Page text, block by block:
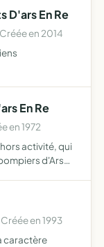
D'ars En Re
en 2014
En Re
en 1972
activité, qui
d'Ars
en 1993
caractère